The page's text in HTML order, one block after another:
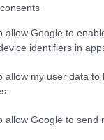
allow Google to
identifiers in
allow my user data
allow Google to send
dello
del calcio,
i pericoli
rappresenta
per gli sportivi in